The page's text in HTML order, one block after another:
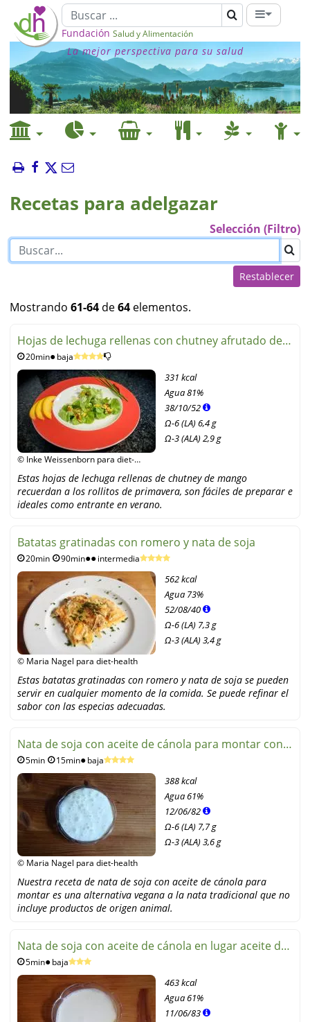
Fundación Salud y Alimentación
La mejor perspectiva para su salud
Recetas para adelgazar
Selección (Filtro)
Restablecer
Mostrando 61-64 de64 elementos.
Hojas de lechuga rellenas con chutney afrutado de
mango
20min baja
© Inke Weissenborn para diet-
331 kcal
Agua81%
38/10/52
Ω-6 (LA) 6,4 g
Ω-3 (ALA) 2,9 g
Estas hojas de lechuga rellenas de chutney de mango
recuerdan a los rollitos de primavera, son fáciles de preparar e
ideales como entrante en verano.
Batatas gratinadas con romero y nata de soja
20min 90min intermedia
© Maria Nagel para diet-health
562 kcal
Agua 73%
52/08/40
Ω-6 (LA) 7,3 g
Ω-3 (ALA) 3,4 g
Estas batatas gratinadas con romero y nata de soja se pueden
servir en cualquier momento de la comida. Se puede refinar el
sabor con las especias adecuadas.
Nata de soja con aceite de cánola para montar con
agar agar
5min 15min baja
© Maria Nagel para diet-health
388 kcal
Agua61%
12/06/82
Ω-6 (LA) 7,7 g
Ω-3 (ALA) 3,6 g
Nuestra receta de nata de soja con aceite de cánola para
montar es una alternativa vegana a la nata tradicional que no
incluye productos de origen animal.
Nata de soja con aceite de cánola en lugar aceite de
oliva
5min baja
463 kcal
Agua61%
11/06/83